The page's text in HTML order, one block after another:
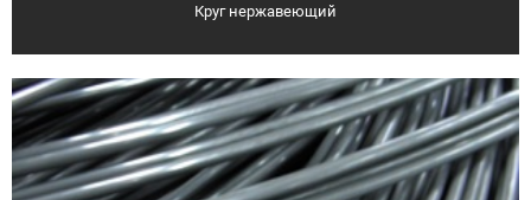
Круг нержавеющий